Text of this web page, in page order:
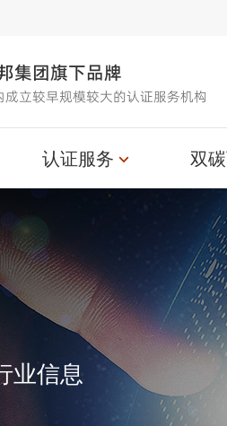
集团旗下品牌
成立较早规模较大的认证服务机构
认证服务 双
业信息